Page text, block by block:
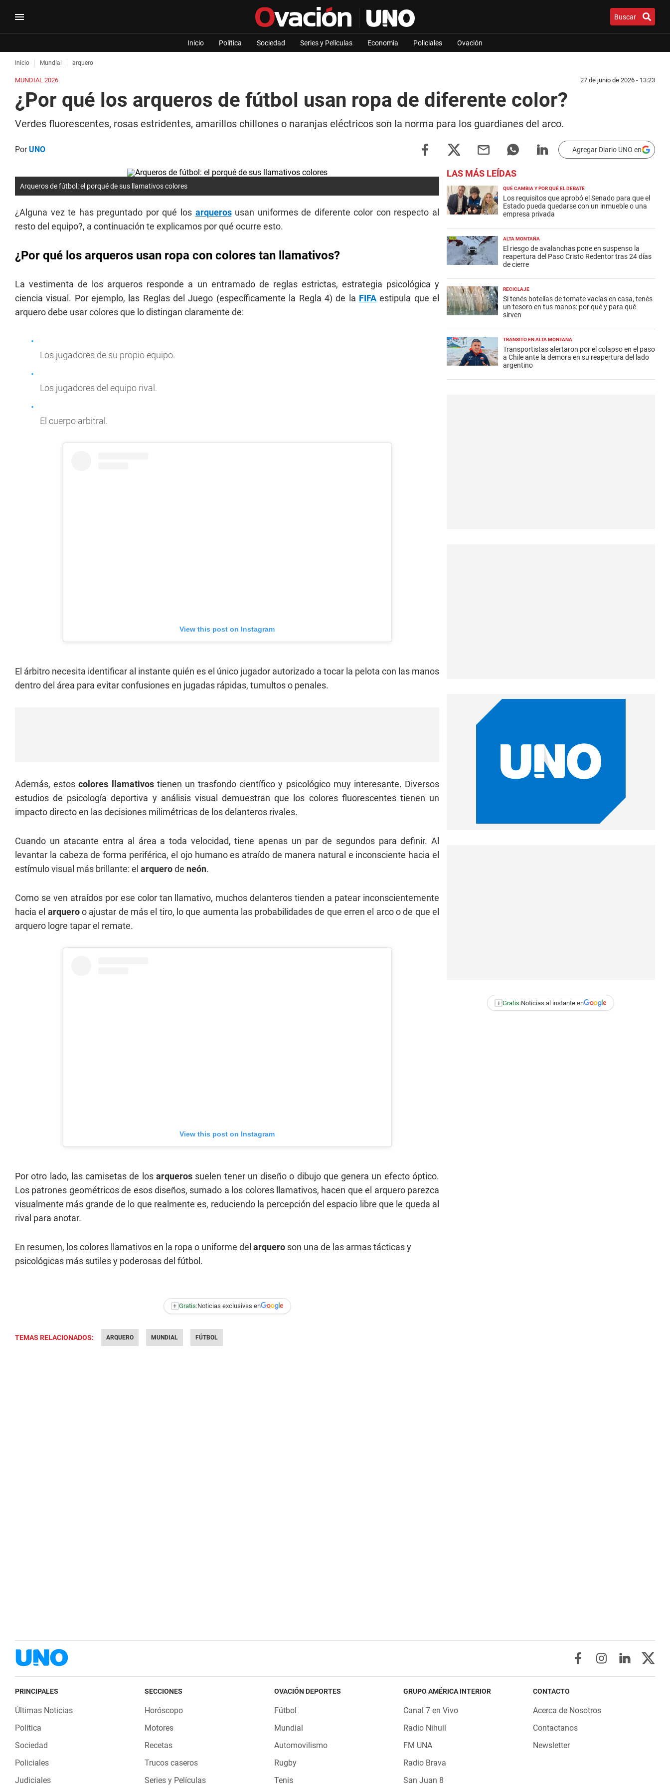
Buscar
Inicio Política Sociedad Series y Películas Economia Policiales Ovación
Inicio Mundial arquero
MUNDIAL 2026 27 de junio de 2026 - 13:23
¿Por qué los arqueros de fútbol usan ropa de diferente color?
Verdes fluorescentes, rosas estridentes, amarillos chillones o naranjas eléctricos son la norma para los guardianes del arco.
PorUNO Agregar Diario UNO en
Arqueros de fútbol: el porqué de sus llamativos colores
¿Alguna vez te has preguntado por qué los arquerosusan uniformes de diferente color con respecto al
resto del equipo?, a continuación te explicamos por qué ocurre esto.
¿Por qué los arqueros usan ropa con colores tan llamativos?
La vestimenta de los arqueros responde a un entramado de reglas estrictas, estrategia psicológica y
ciencia visual. Por ejemplo, las Reglas del Juego (específicamente la Regla 4) de la FIFAestipula que el
arquero debe usar colores que lo distingan claramente de:
Los jugadores de su propio equipo.
Los jugadores del equipo rival.
El cuerpo arbitral.
View this post on Instagram
El árbitro necesita identificar al instante quién es el único jugador autorizado a tocar la pelota con las manos
dentro del área para evitar confusiones en jugadas rápidas, tumultos o penales.
Además, estoscolores llamativostienen un trasfondo científico y psicológico muy interesante. Diversos
estudios de psicología deportiva y análisis visual demuestran que los colores fluorescentes tienen un
impacto directo en las decisiones milimétricas de los delanteros rivales.
Cuando un atacante entra al área a toda velocidad, tiene apenas un par de segundos para definir. Al
levantar la cabeza de forma periférica, el ojo humano es atraído de manera natural e inconsciente hacia el
estímulo visual más brillante: el arquerode neón.
Como se ven atraídos por ese color tan llamativo, muchos delanteros tienden a patear inconscientemente
hacia el arqueroo ajustar de más el tiro, lo que aumenta las probabilidades de que erren el arco o de que el
arquero logre tapar el remate.
View this post on Instagram
Por otro lado, las camisetas de los arqueros suelen tener un diseño o dibujo que genera un efecto óptico.
Los patrones geométricos de esos diseños, sumado a los colores llamativos, hacen que el arquero parezca
visualmente más grande de lo que realmente es, reduciendo la percepción del espacio libre que le queda al
rival para anotar.
En resumen, los colores llamativos en la ropa o uniforme del arquero son una de las armas tácticas y
psicológicas más sutiles y poderosas del fútbol.
+ Gratis:Noticias exclusivas en
TEMAS RELACIONADOS: ARQUERO MUNDIAL FÚTBOL
LAS MÁS LEÍDAS
QUÉ CAMBIA Y POR QUÉ EL DEBATE
Los requisitos que aprobó el Senado para que el
Estado pueda quedarse con un inmueble o una
empresa privada
ALTA MONTAÑA
El riesgo de avalanchas pone en suspenso la
reapertura del Paso Cristo Redentor tras 24 días
de cierre
RECICLAJE
Si tenés botellas de tomate vacías en casa, tenés
un tesoro en tus manos: por qué y para qué
sirven
TRÁNSITO EN ALTA MONTAÑA
Transportistas alertaron por el colapso en el paso
a Chile ante la demora en su reapertura del lado
argentino
+ Gratis:Noticias al instante en
PRINCIPALES
Últimas Noticias
Política
Sociedad
Policiales
Judiciales
SECCIONES
Horóscopo
Motores
Recetas
Trucos caseros
Series y Películas
OVACIÓN DEPORTES
Fútbol
Mundial
Automovilismo
Rugby
Tenis
GRUPO AMÉRICA INTERIOR
Canal 7 en Vivo
Radio Nihuil
FM UNA
Radio Brava
San Juan 8
CONTACTO
Acerca de Nosotros
Contactanos
Newsletter